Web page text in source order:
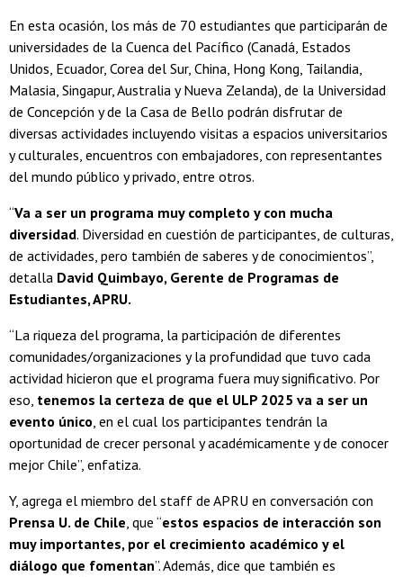
En esta ocasión, los más de 70 estudiantes que participarán de
universidades de la Cuenca del Pacífico (Canadá, Estados
Unidos, Ecuador, Corea del Sur, China, Hong Kong, Tailandia,
Malasia, Singapur, Australia y Nueva Zelanda), de la Universidad
de Concepción y de la Casa de Bello podrán disfrutar de
diversas actividades incluyendo visitas a espacios universitarios
y culturales, encuentros con embajadores, con representantes
del mundo público y privado, entre otros.
“Va a ser un programa muy completo y con mucha
diversidad. Diversidad en cuestión de participantes, de culturas,
de actividades, pero también de saberes y de conocimientos”,
detalla David Quimbayo, Gerente de Programas de
Estudiantes, APRU.
“La riqueza del programa, la participación de diferentes
comunidades/organizaciones y la profundidad que tuvo cada
actividad hicieron que el programa fuera muy significativo. Por
eso, tenemos la certeza de que el ULP 2025 va a ser un
evento único, en el cual los participantes tendrán la
oportunidad de crecer personal y académicamente y de conocer
mejor Chile”, enfatiza.
Y, agrega el miembro del staff de APRU en conversación con
Prensa U. de Chile, que “estos espacios de interacción son
muy importantes, por el crecimiento académico y el
diálogo que fomentan”. Además, dice que también es